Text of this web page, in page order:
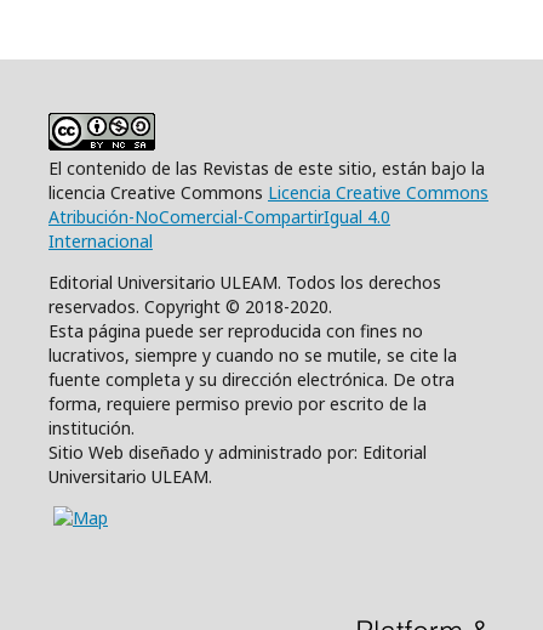
El contenido de las Revistas de este sitio, están bajo la
licencia Creative Commons Licencia Creative Commons
Atribución-NoComercial-CompartirIgual 4.0
Internacional
Editorial Universitario ULEAM. Todos los derechos
reservados. Copyright © 2018-2020.
Esta página puede ser reproducida con fines no
lucrativos, siempre y cuando no se mutile, se cite la
fuente completa y su dirección electrónica. De otra
forma, requiere permiso previo por escrito de la
institución.
Sitio Web diseñado y administrado por: Editorial
Universitario ULEAM.